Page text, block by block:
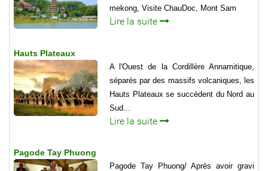
mekong, Visite ChauDoc, Mont Sam
Lire la suite
Hauts Plateaux
A l'Ouest de la Cordillère Annamitique,
séparés par des massifs volcaniques, les
Hauts Plateaux se succèdent du Nord au
Sud...
Lire la suite
Pagode Tay Phuong
Pagode Tay Phuong/ Après avoir gravi